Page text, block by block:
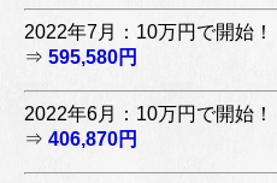
2022年7月：10万円で開始！
⇒ 595,580円
2022年6月：10万円で開始！
⇒ 406,870円